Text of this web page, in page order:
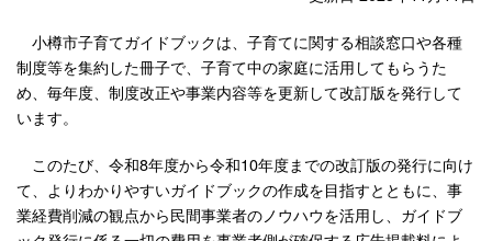
小樽市子育てガイドブックは、子育てに関する相談窓口や各種
制度等を集約した冊子で、子育て中の家庭に活用してもらうた
め、毎年度、制度改正や事業内容等を更新して改訂版を発行して
います。
このたび、令和8年度から令和10年度までの改訂版の発行に向け
て、よりわかりやすいガイドブックの作成を目指すとともに、事
業経費削減の観点から民間事業者のノウハウを活用し、ガイドブ